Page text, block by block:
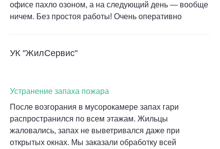
офисе пахло озоном, а на следующий день — вообще
ничем. Без простоя работы! Очень оперативно
УК "ЖилСервис"
Устранение запаха пожара
После возгорания в мусорокамере запах гари
распространился по всем этажам. Жильцы
жаловались, запах не выветривался даже при
открытых окнах. Мы заказали обработку всей